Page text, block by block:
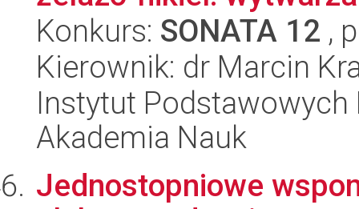
Konkurs: SONATA 12 ,
Kierownik: dr Marcin
Instytut
Akademia Nauk
Jednostopniowe